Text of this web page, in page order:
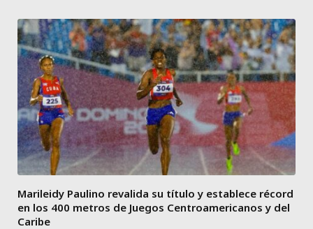
Marileidy Paulino revalida su título y establece récord
en los 400 metros de Juegos Centroamericanos y del
Caribe